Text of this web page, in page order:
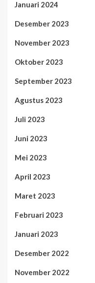
Januari 2024
Desember 2023
November 2023
Oktober 2023
September 2023
Agustus 2023
Juli 2023
Juni 2023
Mei 2023
April 2023
Maret 2023
Februari 2023
Januari 2023
Desember 2022
November 2022